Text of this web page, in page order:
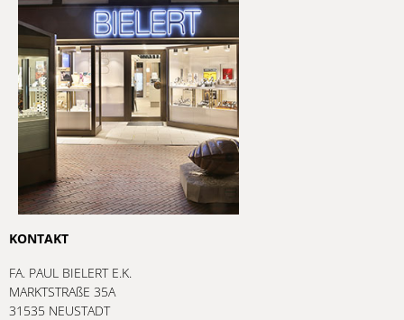
KONTAKT
FA. PAUL BIELERT E.K.
MARKTSTRAßE 35A
31535 NEUSTADT